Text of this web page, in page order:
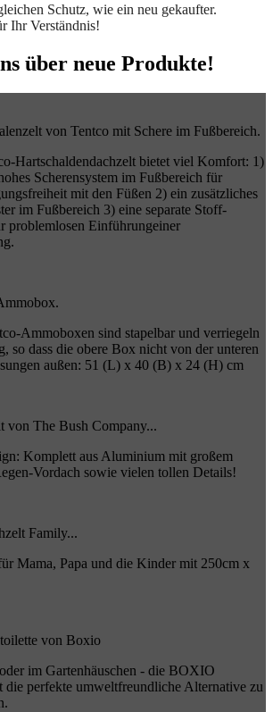
Schutz, wie ein neu gekaufter.
Ihr Verständnis!
über neue Produkte!
von Tentco mit Schere im Fußbereich.
Hartschaldendachzelt bietet viel Komfort: 1)
Scherensystem im Fußbereich für
mit den Füßen 2) ein zusätzliches
im Fußbereich 3) eine separate Stoff-
problemlosen Einführungeiner
Ammoboxen sind stapelbar und verriegeln
so dass die obere Box nicht von der unteren
außen: 51 (L) x 40 (B) x 24 (H) cm
von The Bush Company...
Komplett aus Aluminium mit großem
Vordach sowie vielen tollen Details!
Family...
Mama, Papa und die Kinder mit 250cm x
von Boxio
im Gartenhäuschen - die BOXIO
die perfekte umweltfreundliche Alternative zu